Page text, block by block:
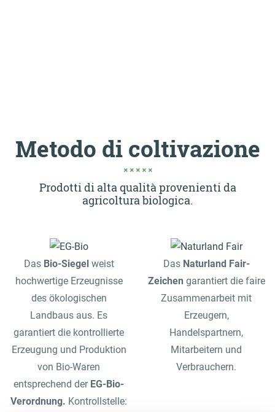
Metodo di coltivazione
Prodotti di alta qualità provenienti da
agricoltura biologica.
Das Bio-Siegelweist
hochwertige Erzeugnisse
des ökologischen
Landbaus aus. Es
garantiert die kontrollierte
Erzeugung und Produktion
von Bio-Waren
entsprechend der EG-Bio-
Verordnung. Kontrollstelle:
Das Naturland Fair-
Zeichen garantiert die faire
Zusammenarbeit mit
Erzeugern,
Handelspartnern,
Mitarbeitern und
Verbrauchern.